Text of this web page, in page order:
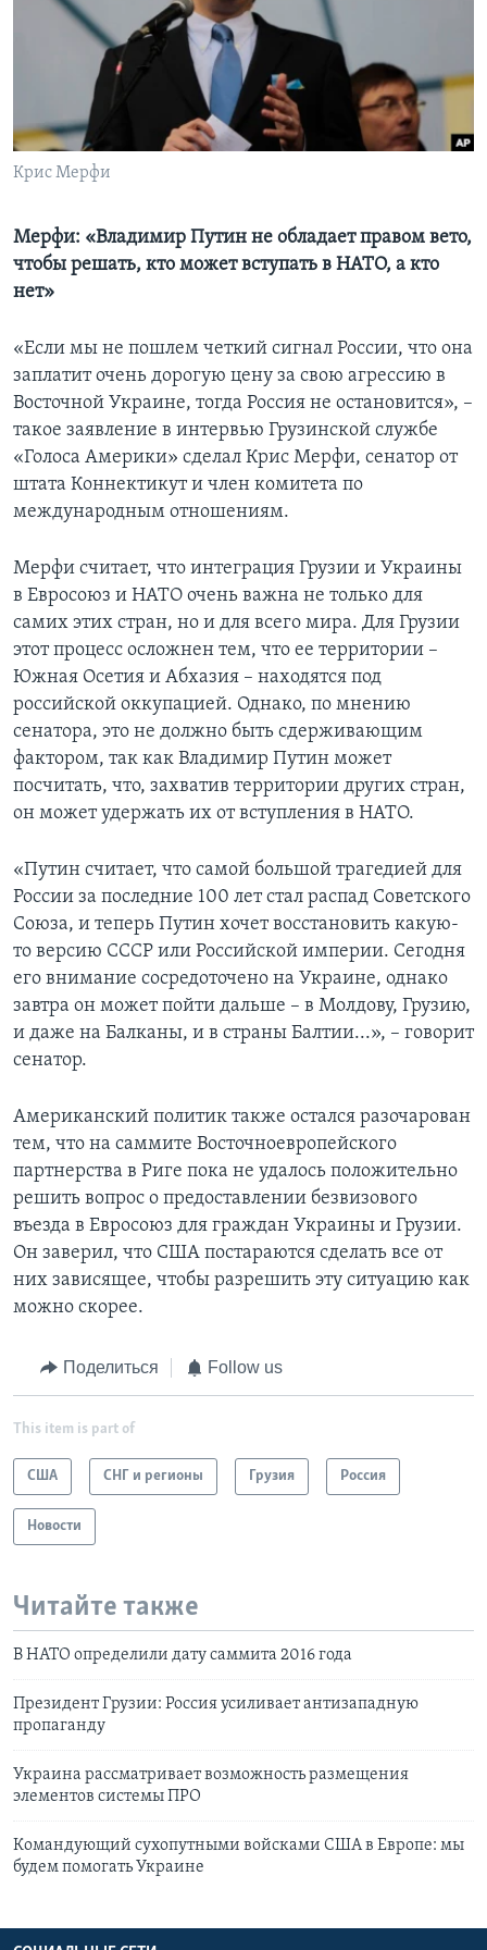
Learning English
СОЦИАЛЬНЫЕ СЕТИ
Крис Мерфи
Мерфи: «Владимир Путин не обладает правом вето,
чтобы решать, кто может вступать в НАТО, а кто
нет»
«Если мы не пошлем четкий сигнал России, что она
заплатит очень дорогую цену за свою агрессию в
Восточной Украине, тогда Россия не остановится», –
такое заявление в интервью Грузинской службе
«Голоса Америки» сделал Крис Мерфи, сенатор от
штата Коннектикут и член комитета по
международным отношениям.
Мерфи считает, что интеграция Грузии и Украины
в Евросоюз и НАТО очень важна не только для
самих этих стран, но и для всего мира. Для Грузии
этот процесс осложнен тем, что ее территории –
Южная Осетия и Абхазия – находятся под
российской оккупацией. Однако, по мнению
сенатора, это не должно быть сдерживающим
фактором, так как Владимир Путин может
посчитать, что, захватив территории других стран,
он может удержать их от вступления в НАТО.
«Путин считает, что самой большой трагедией для
России за последние 100 лет стал распад Советского
Союза, и теперь Путин хочет восстановить какую-
то версию СССР или Российской империи. Сегодня
его внимание сосредоточено на Украине, однако
завтра он может пойти дальше – в Молдову, Грузию,
и даже на Балканы, и в страны Балтии...», – говорит
сенатор.
Американский политик также остался разочарован
тем, что на саммите Восточноевропейского
партнерства в Риге пока не удалось положительно
решить вопрос о предоставлении безвизового
въезда в Евросоюз для граждан Украины и Грузии.
Он заверил, что США постараются сделать все от
них зависящее, чтобы разрешить эту ситуацию как
можно скорее.
Поделиться Follow us
This item is part of
США СНГ и регионы Грузия Россия
Новости
Читайте также
В НАТО определили дату саммита 2016 года
Президент Грузии: Россия усиливает антизападную
пропаганду
Украина рассматривает возможность размещения
элементов системы ПРО
Командующий сухопутными войсками США в Европе: мы
будем помогать Украине